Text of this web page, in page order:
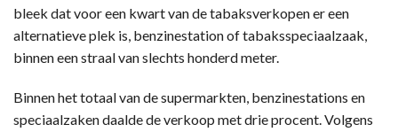
bleek dat voor een kwart van de tabaksverkopen er een
alternatieve plek is, benzinestation of tabaksspeciaalzaak,
binnen een straal van slechts honderd meter.
Binnen het totaal van de supermarkten, benzinestations en
speciaalzaken daalde de verkoop met drie procent. Volgens